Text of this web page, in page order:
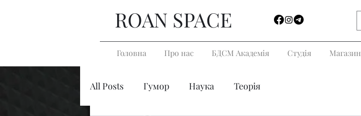
ROAN SPACE
Головна Про нас БДСМ Академія Студія Магазин
All Posts Гумор Наука Теорія